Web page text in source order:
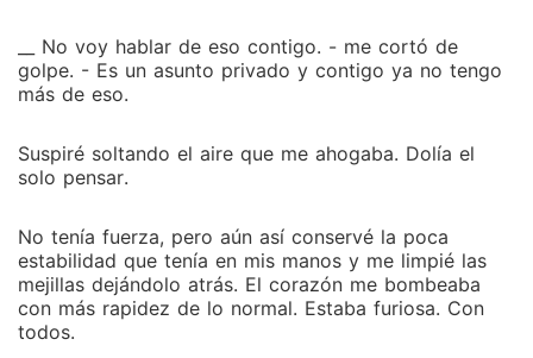
__ No voy hablar de eso contigo. - me cortó de
golpe. - Es un asunto privado y contigo ya no tengo
más de eso.
Suspiré soltando el aire que me ahogaba. Dolía el
solo pensar.
No tenía fuerza, pero aún así conservé la poca
estabilidad que tenía en mis manos y me limpié las
mejillas dejándolo atrás. El corazón me bombeaba
con más rapidez de lo normal. Estaba furiosa. Con
todos.